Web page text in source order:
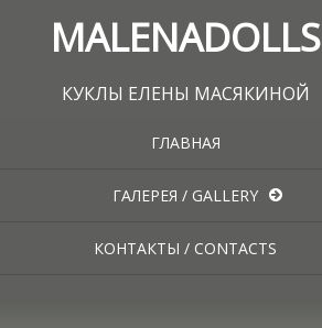
MALENADOLLS
КУКЛЫ ЕЛЕНЫ МАСЯКИНОЙ
ГЛАВНАЯ
ГАЛЕРЕЯ / GALLERY
КОНТАКТЫ / CONTACTS